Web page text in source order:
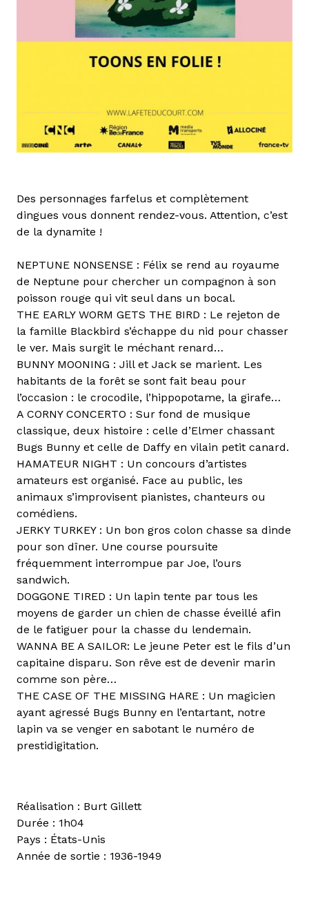
Des personnages farfelus et complètement
dingues vous donnent rendez-vous. Attention, c’est
de la dynamite !
NEPTUNE NONSENSE : Félix se rend au royaume
de Neptune pour chercher un compagnon à son
poisson rouge qui vit seul dans un bocal.
THE EARLY WORM GETS THE BIRD : Le rejeton de
la famille Blackbird s’échappe du nid pour chasser
le ver. Mais surgit le méchant renard…
BUNNY MOONING : Jill et Jack se marient. Les
habitants de la forêt se sont fait beau pour
l’occasion : le crocodile, l’hippopotame, la girafe…
A CORNY CONCERTO : Sur fond de musique
classique, deux histoire : celle d’Elmer chassant
Bugs Bunny et celle de Daffy en vilain petit canard.
HAMATEUR NIGHT : Un concours d’artistes
amateurs est organisé. Face au public, les
animaux s’improvisent pianistes, chanteurs ou
comédiens.
JERKY TURKEY : Un bon gros colon chasse sa dinde
pour son dîner. Une course poursuite
fréquemment interrompue par Joe, l’ours
sandwich.
DOGGONE TIRED : Un lapin tente par tous les
moyens de garder un chien de chasse éveillé afin
de le fatiguer pour la chasse du lendemain.
WANNA BE A SAILOR: Le jeune Peter est le fils d’un
capitaine disparu. Son rêve est de devenir marin
comme son père…
THE CASE OF THE MISSING HARE : Un magicien
ayant agressé Bugs Bunny en l’entartant, notre
lapin va se venger en sabotant le numéro de
prestidigitation.
Réalisation : Burt Gillett
Durée : 1h04
Pays : États-Unis
Année de sortie : 1936-1949